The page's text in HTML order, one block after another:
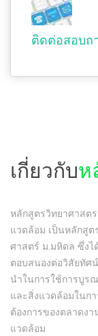
ติดต่อสอบถ
เกี่ยวกับห
หลักสูตรวิทยาศาสต
แวดล้อม เป็นหลักสู
ศาสตร์ ม.มหิดล ซึ่งไ
ตอบสนองต่อวิสัยทัศ
นำในการใช้การบูร
และสิ่งแวดล้อมในก
ต้องการของตลาดง
แวดล้อม